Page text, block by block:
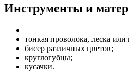
Инструменты и
тонкая проволока, леска
бисер различных цветов;
круглогубцы;
кусачки.